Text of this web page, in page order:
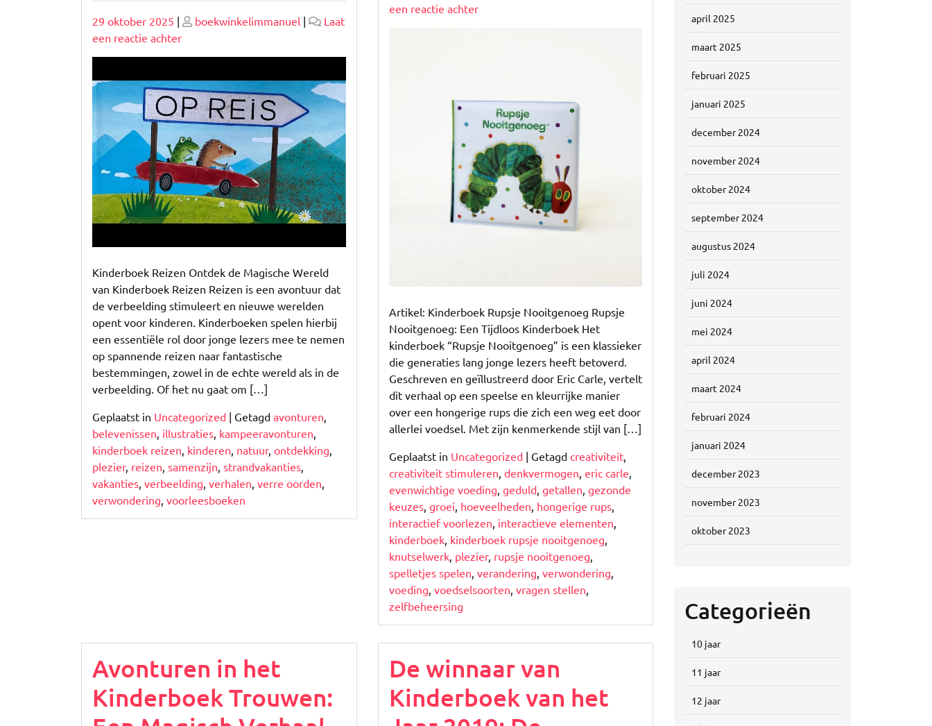
Geplaatst
op
29 oktober 2025 | Geplaatst
boekwinkelimmanuel |
Laat
een reactie achterop
Ontdek
Betoverende
Wereld
van
Kinderboek
Reizen
Kinderboek Reizen Ontdek de Magische Wereld
van Kinderboek Reizen Reizen is een avontuur dat
de verbeelding stimuleert en nieuwe werelden
opent voor kinderen. Kinderboeken spelen hierbij
een essentiële rol door jonge lezers mee te nemen
op spannende reizen naar fantastische
bestemmingen, zowel in de echte wereld als in de
verbeelding. Of het nu gaat om […]
Geplaatst in Uncategorized | Getagd avonturen,
belevenissen, illustraties, kampeeravonturen,
kinderboek reizen, kinderen, natuur, ontdekking,
plezier, reizen, samenzijn, strandvakanties,
vakanties, verbeelding, verhalen, verre oorden,
verwondering, voorleesboeken
op
op
een reactie achterop
Kinderboek
Rupsje
Nooitgenoeg
Artikel: Kinderboek Rupsje Nooitgenoeg Rupsje
Nooitgenoeg: Een Tijdloos Kinderboek Het
kinderboek “Rupsje Nooitgenoeg” is een klassieker
die generaties lang jonge lezers heeft betoverd.
Geschreven en geïllustreerd door Eric Carle, vertelt
dit verhaal op een speelse en kleurrijke manier
over een hongerige rups die zich een weg eet door
allerlei voedsel. Met zijn kenmerkende stijl van […]
Geplaatst in Uncategorized| Getagd creativiteit,
creativiteit stimuleren, denkvermogen, eric carle,
evenwichtige voeding, geduld, getallen, gezonde
keuzes, groei, hoeveelheden, hongerige rups,
interactief voorlezen, interactieve elementen,
kinderboek, kinderboek rupsje nooitgenoeg,
knutselwerk, plezier, rupsje nooitgenoeg,
spelletjes spelen, verandering, verwondering,
voeding, voedselsoorten, vragen stellen,
zelfbeheersing
Avonturen in het
Kinderboek Trouwen:
De winnaar van
Kinderboek van het
april 2025
maart 2025
februari 2025
januari 2025
december 2024
november 2024
oktober 2024
september 2024
augustus 2024
juli 2024
juni 2024
mei 2024
april 2024
maart 2024
februari 2024
januari 2024
december 2023
november 2023
oktober 2023
Categorieën
10 jaar
11 jaar
12 jaar